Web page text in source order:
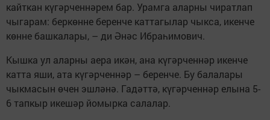
кайткан күгәрченнәрем бар. Урамга аларны чиратлап
чыгарам: беркөнне беренче каттагылар чыкса, икенче
көнне башкалары, – ди Әнәс Ибраһимович.
Кышка ул аларны аера икән, ана күгәрченнәр икенче
катта яши, ата күгәрченнәр – беренче. Бу балалары
чыкмасын өчен эшләнә. Гадәттә, күгәрченнәр елына 5-
6 тапкыр икешәр йомырка салалар.